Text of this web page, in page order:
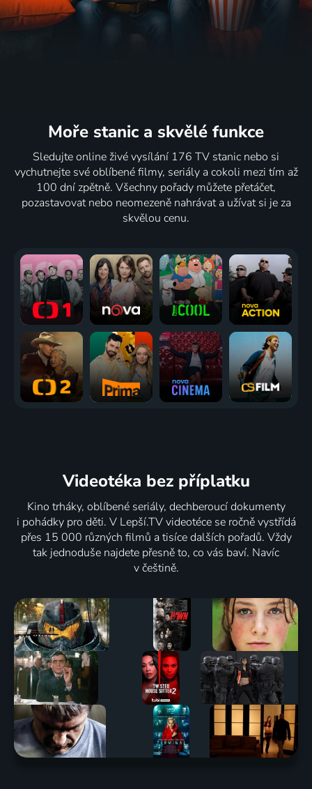
Moře stanic a skvělé funkce
Sledujte online živé vysílání 176 TV stanic nebo si
vychutnejte své oblíbené filmy, seriály a cokoli mezi tím až
100 dní zpětně. Všechny pořady můžete přetáčet,
pozastavovat nebo neomezeně nahrávat a užívat si je za
skvělou cenu.
Videotéka bez příplatku
Kino trháky, oblíbené seriály, dechberoucí dokumenty
i pohádky pro děti. V Lepší.TV videotéce se ročně vystřídá
přes 15 000 různých filmů a tisíce dalších pořadů. Vždy
tak jednoduše najdete přesně to, co vás baví. Navíc
v češtině.